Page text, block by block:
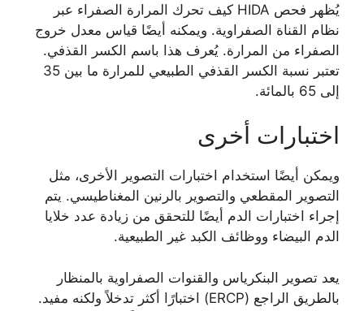
يُظهر فحص HIDA كيف تحرك المرارة الصفراء عبر
نظام القناة الصفراوية. ويمكنه أيضًا قياس معدل خروج
الصفراء من المرارة. يُعرف هذا باسم الكسر القذفي.
تعتبر نسبة الكسر القذفي الطبيعي للمرارة ما بين 35
إلى 65 بالمائة.
اختبارات أخرى
ويمكن أيضًا استخدام اختبارات التصوير الأخرى، مثل
التصوير المقطعي والتصوير بالرنين المغناطيسي. يتم
إجراء اختبارات الدم أيضًا للتحقق من زيادة عدد خلايا
الدم البيضاء ووظائف الكبد غير الطبيعية.
يعد تصوير البنكرياس والقنوات الصفراوية بالمنظار
بالطريق الراجع (ERCP) اختبارًا أكثر تدخلاً ولكنه مفيد.